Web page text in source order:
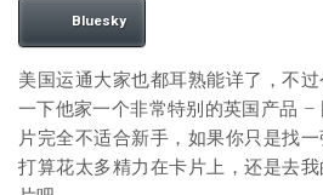
Bluesky
美国运通大家也都耳熟能详了，不
一下他家一个非常特别的英国产品
片完全不适合新手，如果你只是找
打算花太多精力在卡片上，还是去